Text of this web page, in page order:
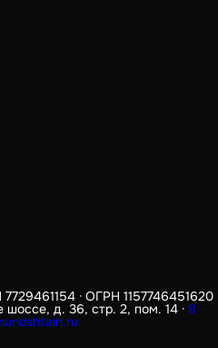
· ОГРН 1157746451620
шоссе, д. 36, стр. 2, пом. 14 · 8